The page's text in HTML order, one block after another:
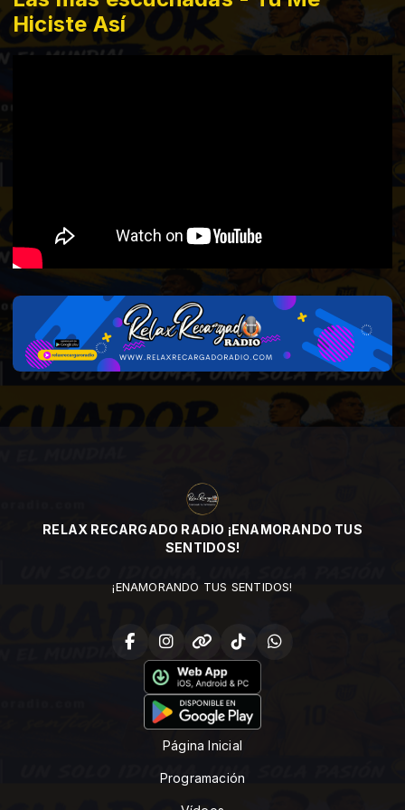
Hiciste Así
RELAX RECARGADO RADIO ¡ENAMORANDO TUS
SENTIDOS!
¡ENAMORANDO TUS SENTIDOS!
Página Inicial
Programación